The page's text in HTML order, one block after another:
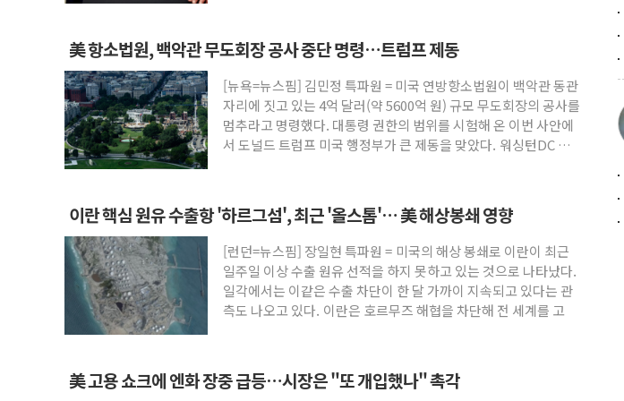
美 항소법원, 백악관 무도회장 공사 중단 명령…트럼프 제동
[뉴욕=뉴스핌] 김민정 특파원 = 미국 연방항소법원이 백악관 동관
자리에 짓고 있는 4억 달러(약 5600억 원) 규모 무도회장의 공사를
멈추라고 명령했다. 대통령 권한의 범위를 시험해 온 이번 사안에
서 도널드 트럼프 미국 행정부가 큰 제동을 맞았다. 워싱턴DC 연
이란 핵심 원유 수출항 '하르그섬', 최근 '올스톱'… 美 해상봉쇄 영향
[런던=뉴스핌] 장일현 특파원 = 미국의 해상 봉쇄로 이란이 최근
일주일 이상 수출 원유 선적을 하지 못하고 있는 것으로 나타났다.
일각에서는 이같은 수출 차단이 한 달 가까이 지속되고 있다는 관
측도 나오고 있다. 이란은 호르무즈 해협을 차단해 전 세계를 고
美 고용 쇼크에 엔화 장중 급등…시장은 "또 개입했나" 촉각